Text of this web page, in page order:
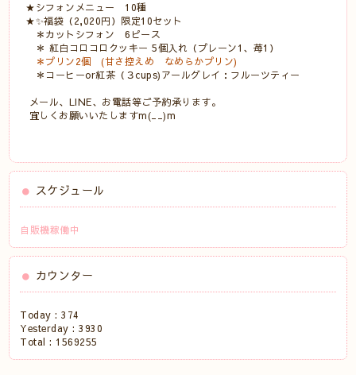
★シフォンメニュー 10種
★✨福袋（2,020円） 限定10セット
＊カ ットシフォン 6ピース
＊ 紅白コロコロクッキー 5個入れ（プレーン1 、苺1）
＊プリン2個 (甘さ控えめ なめらかプリン)
＊コーヒーor紅茶（３cups)アールグレイ：フルーツティー
メール、LINE、お電話等ご予約承ります。
宜しくお願いいたしますm(__)m
スケジュール
自販機稼働中
カウンター
Today :374
Yesterday :3930
Total : 1569255